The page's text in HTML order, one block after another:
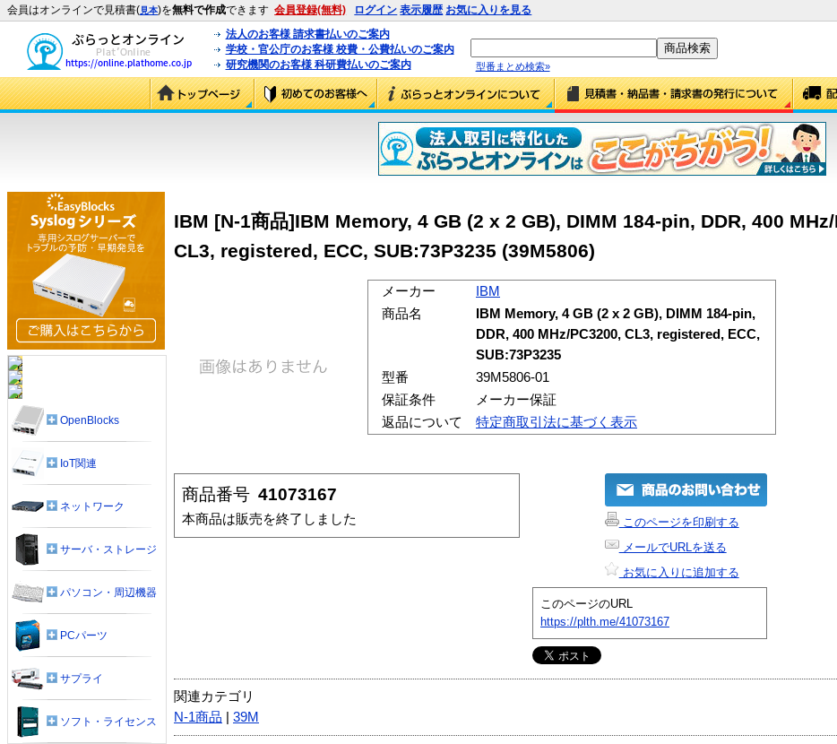
会員はオンラインで見積書(見本)を無料で作成できます 会員登録(無料) ログイン 表示履歴 お気に入りを見る
法人のお客様 請求書払いのご案内
学校・官公庁のお客様 校費・公費払いのご案内
研究機関のお客様 科研費払いのご案内
型番まとめ検索»
IBM [N-1商品]IBM Memory, 4 GB (2 x 2 GB), DIMM 184-pin, DDR, 400
CL3, registered, ECC, SUB:73P3235 (39M5806)
メーカー
IBM
商品名
IBM Memory, 4 GB (2 x 2 GB), DIMM 184-pin,
DDR, 400 MHz/PC3200, CL3, registered, ECC,
SUB:73P3235
型番
39M5806-01
保証条件
メーカー保証
返品について
特定商取引法に基づく表示
商品番号 41073167
本商品は販売を終了しました
このページを印刷する
メールでURLを送る
お気に入りに追加する
このページのURL
https://plth.me/41073167
関連カテゴリ
N-1商品
39M
OpenBlocks
IoT関連
ネットワーク
サーバ・ストレージ
パソコン・周辺機器
PCパーツ
サプライ
ソフト・ライセンス